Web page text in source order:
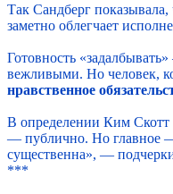
Так Сандберг показывала,
заметно облегчает
Готовность
вежливыми. Но человек,
нравственное
В определении Ким Скотт
— публично. Но главное —
существенна», —
***